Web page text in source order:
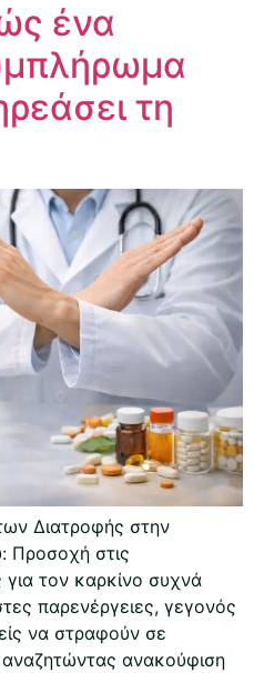
ένα
τη
Διατροφής στην
Προσοχή στις
για τον καρκίνο συχνά
παρενέργειες, γεγονός
να στραφούν σε
ανακούφιση